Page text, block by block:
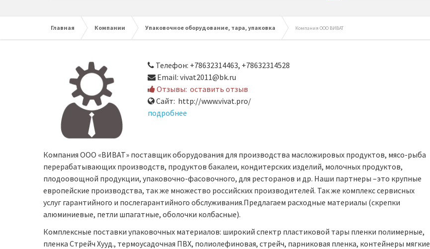
Главная Компании Упаковочное оборудование, тара, упаковка Компания ООО ВИВАТ
Телефон: +78632314463, +78632314528
Email: vivat2011@bk.ru
Отзывы: оставить отзыв
Сайт: http://www.vivat.pro/
подробнее
Компания ООО «ВИВАТ» поставщик оборудования для производства масложировых продуктов, мясо-рыба
перерабатывающих производств, продуктов бакалеи, кондитерских изделий, молочных продуктов,
плодоовощной продукции, упаковочно-фасовочного, для ресторанов и др. Наши партнеры –это крупные
европейские производства, так же множество российских производителей. Так же комплекс сервисных
услуг гарантийного и послегарантийного обслуживания.Предлагаем расходные материалы (скрепки
алюминиевые, петли шпагатные, оболочки колбасные).
Комплексные поставки упаковочных материалов: широкий спектр пластиковой тары пленки полимерные,
пленка Стрейч Хууд., термоусадочная ПВХ, полиолефиновая, стрейч, парниковая пленка, контейнеры мягкие